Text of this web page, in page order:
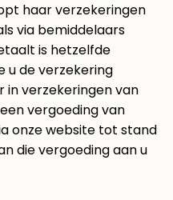
haar verzekeringen
via bemiddelaars
is hetzelfde
u de verzekering
in verzekeringen van
vergoeding van
onze website tot stand
die vergoeding aan u